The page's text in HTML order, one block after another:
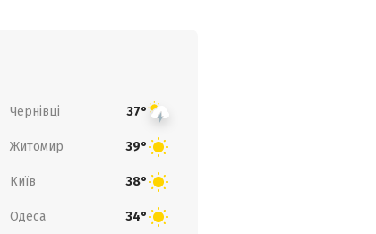
Чернівці 37°
Житомир 39°
Київ 38°
Одеса 34°